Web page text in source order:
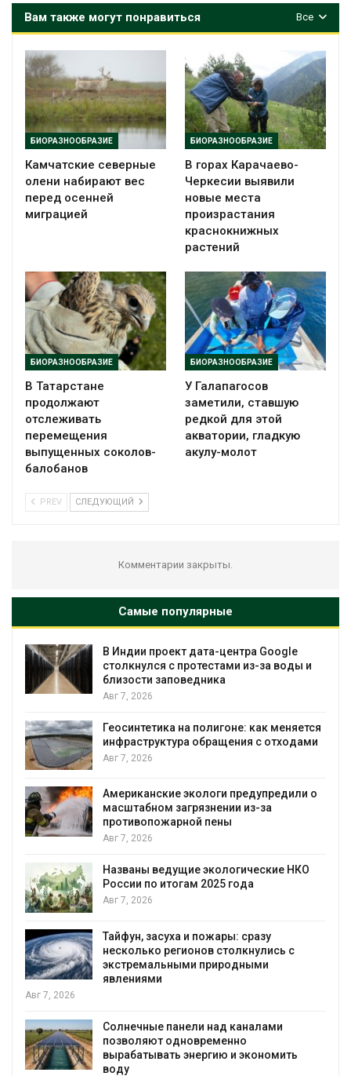
Все
Вам также могут понравиться
БИОРАЗНООБРАЗИЕ
Камчатские северные
олени набирают вес
перед осенней
миграцией
БИОРАЗНООБРАЗИЕ
В горах Карачаево-
Черкесии выявили
новые места
произрастания
краснокнижных
растений
БИОРАЗНООБРАЗИЕ
В Татарстане
продолжают
отслеживать
перемещения
выпущенных соколов-
балобанов
БИОРАЗНООБРАЗИЕ
У Галапагосов
заметили, ставшую
редкой для этой
акватории, гладкую
акулу-молот
PREV СЛЕДУЮЩИЙ
Комментарии закрыты.
Самые популярные
В Индии проект дата-центра Google
столкнулся с протестами из-за воды и
близости заповедника
Авг 7, 2026
Геосинтетика на полигоне: как меняется
инфраструктура обращения с отходами
Авг 7, 2026
Американские экологи предупредили о
масштабном загрязнении из-за
противопожарной пены
Авг 7, 2026
Названы ведущие экологические НКО
России по итогам 2025 года
Авг 7, 2026
Тайфун, засуха и пожары: сразу
несколько регионов столкнулись с
экстремальными природными
явлениями
Авг 7, 2026
Солнечные панели над каналами
позволяют одновременно
вырабатывать энергию и экономить
воду